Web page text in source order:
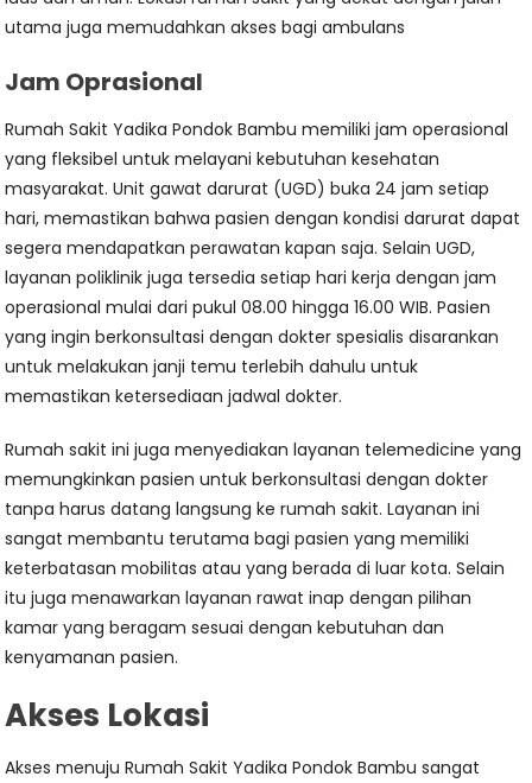
utama juga memudahkan akses bagi ambulans
Jam Oprasional
Rumah Sakit Yadika Pondok Bambu memiliki jam operasional
yang fleksibel untuk melayani kebutuhan kesehatan
masyarakat. Unit gawat darurat (UGD) buka 24 jam setiap
hari, memastikan bahwa pasien dengan kondisi darurat dapat
segera mendapatkan perawatan kapan saja. Selain UGD,
layanan poliklinik juga tersedia setiap hari kerja dengan jam
operasional mulai dari pukul 08.00 hingga 16.00 WIB. Pasien
yang ingin berkonsultasi dengan dokter spesialis disarankan
untuk melakukan janji temu terlebih dahulu untuk
memastikan ketersediaan jadwal dokter.
Rumah sakit ini juga menyediakan layanan telemedicine yang
memungkinkan pasien untuk berkonsultasi dengan dokter
tanpa harus datang langsung ke rumah sakit. Layanan ini
sangat membantu terutama bagi pasien yang memiliki
keterbatasan mobilitas atau yang berada di luar kota. Selain
itu juga menawarkan layanan rawat inap dengan pilihan
kamar yang beragam sesuai dengan kebutuhan dan
kenyamanan pasien.
Akses Lokasi
Akses menuju Rumah Sakit Yadika Pondok Bambu sangat